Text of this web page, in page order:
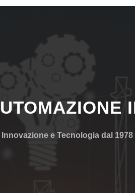
Innovazione e Tecnologia dal 1978